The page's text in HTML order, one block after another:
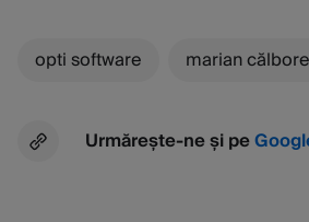
opti software marian
Urmărește-ne și pe